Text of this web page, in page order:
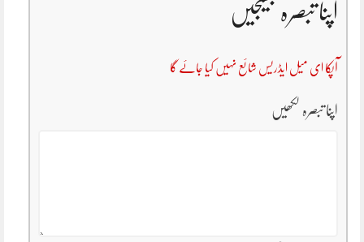
اپنا تبصرہ بھیجیں
آپکا ای میل ایڈریس شائع نہیں کیا جائے گا
اپنا تبصرہ لکھیں